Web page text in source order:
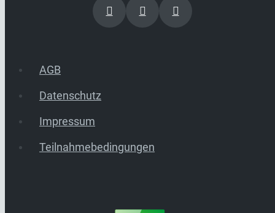
AGB
Datenschutz
Impressum
Teilnahmebedingungen